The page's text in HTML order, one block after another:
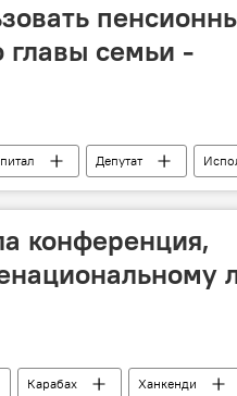
главы семьи -
Депутат
несовершеннолетние дети
конференция,
Карабах
Ханкенди